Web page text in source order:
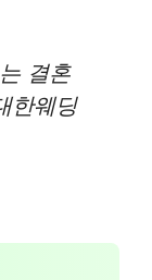
결혼
한웨딩